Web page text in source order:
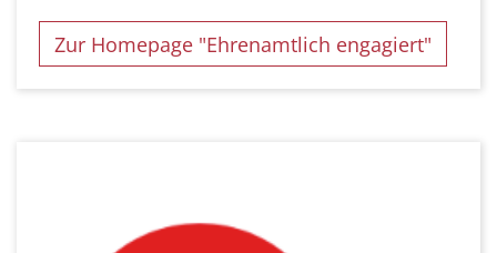
Zur Homepage "Ehrenamtlich engagiert"